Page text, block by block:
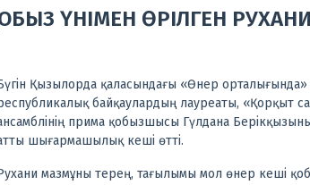
ҮНІМЕН ӨРІЛГЕН
Қызылорда қаласындағы «Өнер
байқаулардың лауреаты, «Қорқыт
прима қобызшысы Гүлдана
шығармашылық кеші өтті.
мазмұны терең, тағылымы мол өнер кеші